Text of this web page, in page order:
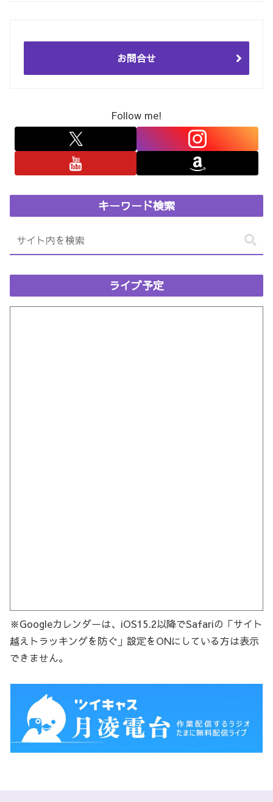
お問合せ
Follow me!
キーワード検索
ライブ予定
※Googleカレンダーは、iOS15.2以降でSafariの「サイト
越えトラッキングを防ぐ」設定をONにしている方は表示
できません。